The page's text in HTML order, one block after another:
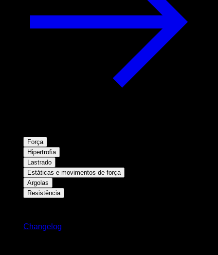
Força
Hipertrofia
Lastrado
Estáticas e movimentos de força
Argolas
Resistência
Changelog